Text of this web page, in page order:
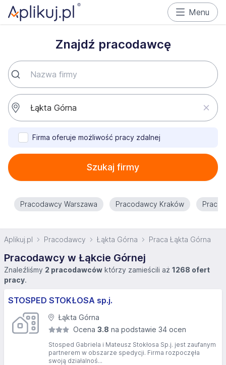
Menu
Znajdź pracodawcę
Firma oferuje możliwość pracy zdalnej
Szukaj firmy
Pracodawcy Warszawa Pracodawcy Kraków
Aplikuj.pl Pracodawcy Łąkta Górna Praca Łąkta Górna
Pracodawcy w Łąkcie Górnej
Znaleźliśmy 2 pracodawców którzy zamieścili aż 1268 ofert
pracy.
STOSPED STOKŁOSA sp.j.
Łąkta Górna
Ocena3.8 na podstawie 34 ocen
Stosped Gabriela i Mateusz Stokłosa Sp.j. jest zaufanym
partnerem w obszarze spedycji. Firma rozpoczęła
swoją działalnoś...